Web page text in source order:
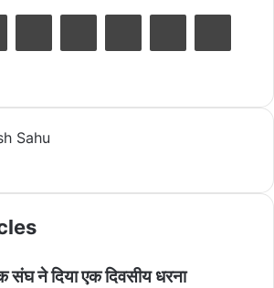
संघ ने दिया एक दिवसीय धरना